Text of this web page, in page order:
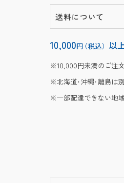
送料について
10,000円（税込） 以
10,000円未満のご注
北海道･沖縄･離島は
一部配達できない地